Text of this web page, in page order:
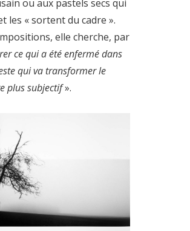
ou aux pastels secs qui
les « sortent du cadre ».
elle cherche, par
ce qui a été enfermé dans
qui va transformer le
plus subjectif».